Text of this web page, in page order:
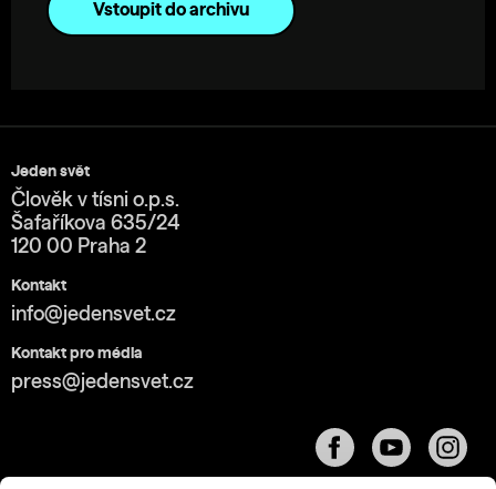
Vstoupit do archivu
Jeden svět
Člověk v tísni o.p.s.
Šafaříkova 635/24
120 00 Praha 2
Kontakt
info@jedensvet.cz
Kontakt pro média
press@jedensvet.cz